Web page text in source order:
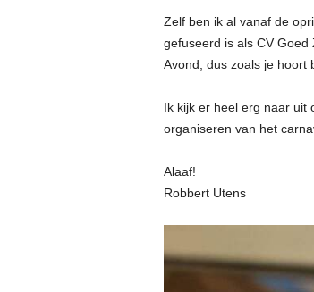
Zelf ben ik al vanaf de
gefuseerd is als CV
Avond, dus zoals je hoort
Ik kijk er heel erg naar uit
organiseren van het
Alaaf!
Robbert Utens